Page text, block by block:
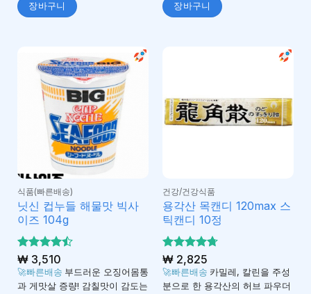
장바구니 장바구니
식품(빠른배송)
닛신 컵누들 해물맛 빅사
이즈 104g
5 중에서
4.47로
평가됨
₩3,510
🚀빠른배송 부드러운 오징어몸통
과 게맛살 증량! 감칠맛이 감도는
건강/건강식품
용각산 목캔디 120max 스
틱캔디 10정
5 중에서
4.71로 평
가됨
₩2,825
🚀빠른배송 카밀레, 칼린을 주성
분으로 한 용각산의 허브 파우더